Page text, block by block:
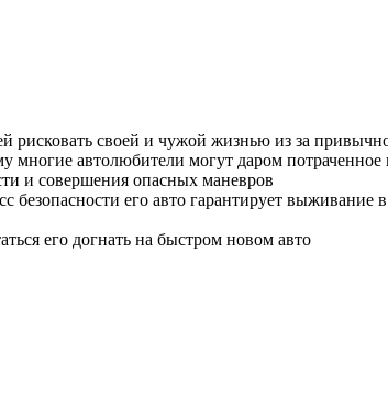
своей и чужой жизнью из за
автолюбители могут даром
и совершения опасных маневров
безопасности его авто гарантирует
его догнать на быстром новом авто